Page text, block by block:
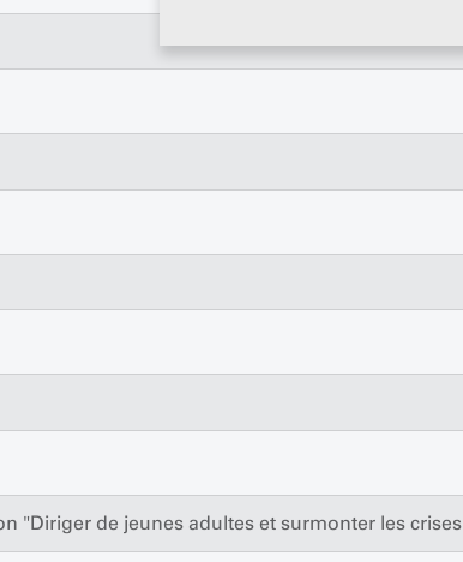
"Diriger de jeunes adultes et surmonter les crises